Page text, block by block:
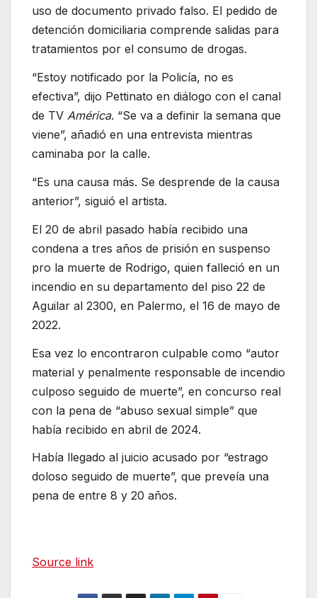
uso de documento privado falso. El pedido de
detención domiciliaria comprende salidas para
tratamientos por el consumo de drogas.
“Estoy notificado por la Policía, no es
efectiva”, dijo Pettinato en diálogo con el canal
de TV América. “Se va a definir la semana que
viene”, añadió en una entrevista mientras
caminaba por la calle.
“Es una causa más. Se desprende de la causa
anterior”, siguió el artista.
El 20 de abril pasado había recibido una
condena a tres años de prisión en suspenso
pro la muerte de Rodrigo, quien falleció en un
incendio en su departamento del piso 22 de
Aguilar al 2300, en Palermo, el 16 de mayo de
2022.
Esa vez lo encontraron culpable como “autor
material y penalmente responsable de incendio
culposo seguido de muerte”, en concurso real
con la pena de “abuso sexual simple” que
había recibido en abril de 2024.
Había llegado al juicio acusado por “estrago
doloso seguido de muerte”, que preveía una
pena de entre 8 y 20 años.
Source link